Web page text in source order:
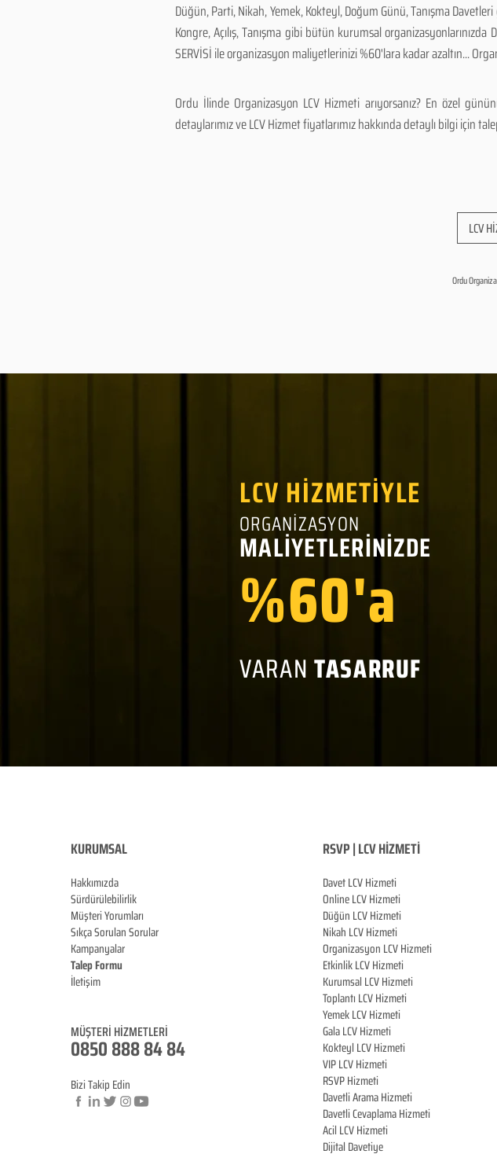
Düğün, Parti, Nikah, Yemek, Kokteyl, Doğum Günü, Tanışma
Kongre, Açılış, Tanışma gibi bütün kurumsal
SERVİSİ ile organizasyon maliyetlerinizi %60'lara kadar azaltın...
Ordu İlinde Organizasyon LCV Hizmeti arıyorsanız? En özel
detaylarımız ve LCV Hizmet fiyatlarımız hakkında detaylı bilgi için
LCV
Ordu
LCV HİZMETİYLE
ORGANİZASYON
MALİYETLERİNİZDE
%60'a
VARANTASARRUF
KURUMSAL
Hakkımızda
Sürdürülebilirlik
Müşteri Yorumları
Sıkça Sorulan Sorular
Kampanyalar
Talep Formu
İletişim
MÜŞTERİ HİZMETLERİ
0850 888 84 84
Bizi Takip Edin
RSVP | LCV HİZMETİ
Davet LCV Hizmeti
Online LCV Hizmeti
Düğün LCV Hizmeti
Nikah LCV Hizmeti
Organizasyon LCV Hizmeti
Etkinlik LCV Hizmeti
Kurumsal LCV Hizmeti
Toplantı LCV Hizmeti
Yemek LCV Hizmeti
Gala LCV Hizmeti
Kokteyl LCV Hizmeti
VIP LCV Hizmeti
RSVP Hizmeti
Davetli Arama Hizmeti
Davetli Cevaplama Hizmeti
Acil LCV Hizmeti
Dijital Davetiye